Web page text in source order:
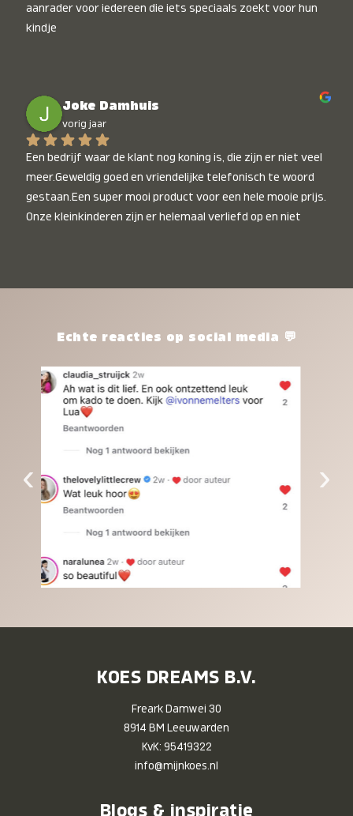
aanrader voor iedereen die iets speciaals zoekt voor hun
kindje
Joke Damhuis
vorig jaar
Een bedrijf waar de klant nog koning is, die zijn er niet veel
meer.Geweldig goed en vriendelijke telefonisch te woord
gestaan.Een super mooi product voor een hele mooie prijs.
Onze kleinkinderen zijn er helemaal verliefd op en niet
het waard.Echte reacties op social media 💬
‹ ›
KOES DREAMS B.V.
Freark Damwei 30
8914 BM Leeuwarden
KvK: 95419322
info@mijnkoes.nl
Blogs & inspiratie